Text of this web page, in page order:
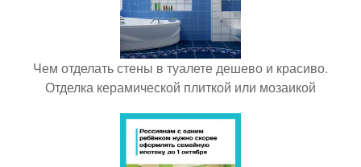
Чем отделать стены в туалете дешево и красиво.
Отделка керамической плиткой или мозаикой